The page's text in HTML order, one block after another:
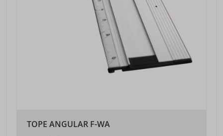
TOPE ANGULAR F-WA